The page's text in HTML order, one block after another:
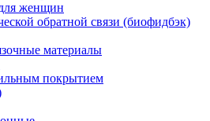
женщин
обратной связи (биофидбэк)
материалы
покрытием